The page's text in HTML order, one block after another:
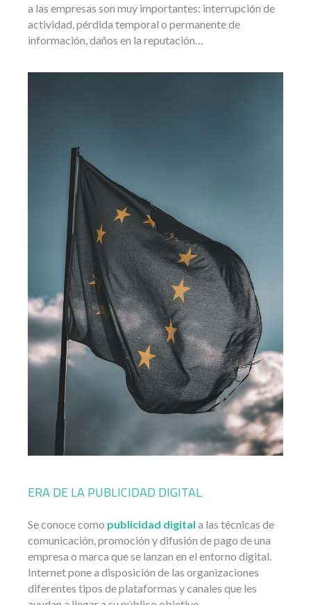
a las empresas son muy importantes: interrupción de
actividad, pérdida temporal o permanente de
información, daños en la reputación…
ERA DE LA PUBLICIDAD DIGITAL
Se conoce como publicidad digital a las técnicas de
comunicación, promoción y difusión de pago de una
empresa o marca que se lanzan en el entorno digital.
Internet pone a disposición de las organizaciones
diferentes tipos de plataformas y canales que les